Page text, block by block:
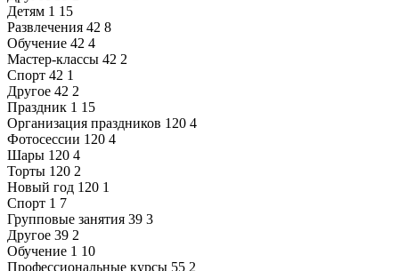
Детям 1 15
Развлечения 42 8
Обучение 42 4
Мастер-классы 42 2
Спорт 42 1
Другое 42 2
Праздник 1 15
Организация праздников 120 4
Фотосессии 120 4
Шары 120 4
Торты 120 2
Новый год 120 1
Спорт 1 7
Групповые занятия 39 3
Другое 39 2
Обучение 1 10
Профессиональные курсы 55 2